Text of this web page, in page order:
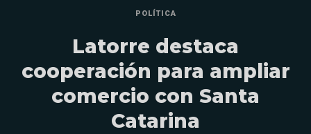
POLÍTICA
Latorre destaca
cooperación para ampliar
comercio con Santa
Catarina